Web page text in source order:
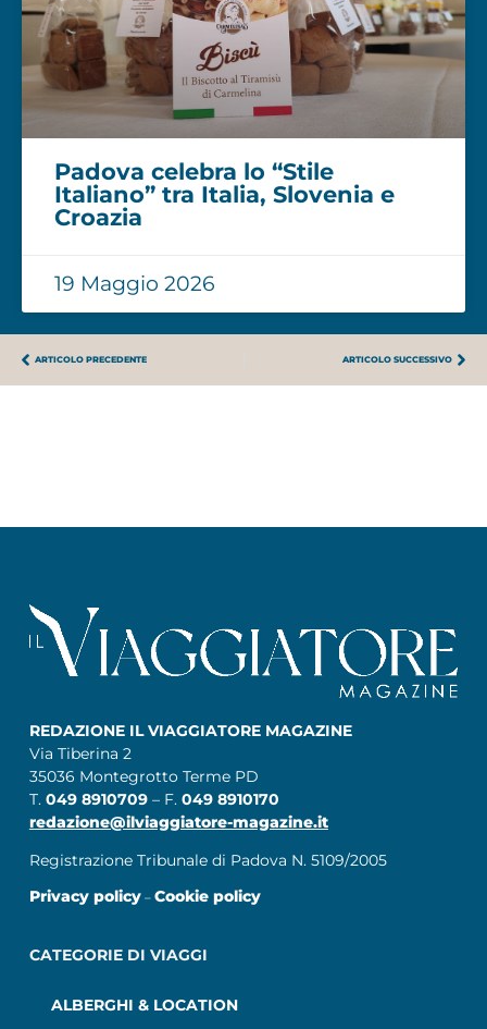
Padova celebra lo “Stile
Italiano” tra Italia, Slovenia e
Croazia
19 Maggio 2026
ARTICOLO PRECEDENTE ARTICOLO SUCCESSIVO
REDAZIONE IL VIAGGIATORE MAGAZINE
Via Tiberina 2
35036 Montegrotto Terme PD
T. 049 8910709 – F. 049 8910170
redazione@ilviaggiatore-magazine.it
Registrazione Tribunale di Padova N. 5109/2005
Privacy policy– Cookie policy
CATEGORIE DI VIAGGI
ALBERGHI & LOCATION